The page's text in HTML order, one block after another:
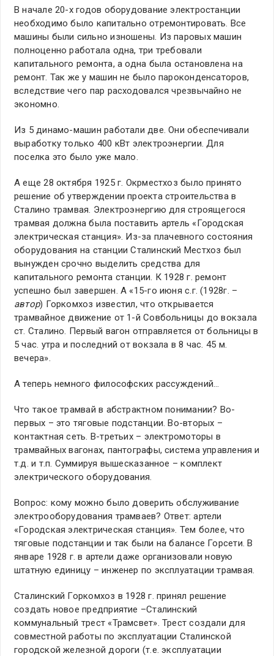
В начале 20-х годов оборудование электростанции
необходимо было капитально отремонтировать. Все
машины были сильно изношены. Из паровых машин
полноценно работала одна, три требовали
капитального ремонта, а одна была остановлена на
ремонт. Так же у машин не было пароконденсаторов,
вследствие чего пар расходовался чрезвычайно не
экономно.
Из 5 динамо-машин работали две. Они обеспечивали
выработку только 400 кВт электроэнергии. Для
поселка это было уже мало.
А еще 28 октября 1925 г. Окрместхоз было принято
решение об утверждении проекта строительства в
Сталино трамвая. Электроэнергию для строящегося
трамвая должна была поставить артель «Городская
электрическая станция». Из-за плачевного состояния
оборудования на станции Сталинский Местхоз был
вынужден срочно выделить средства для
капитального ремонта станции. К 1928 г. ремонт
успешно был завершен. А «15-го июня с.г. (1928г. –
автор) Горкомхоз известил, что открывается
трамвайное движение от 1-й Совбольницы до вокзала
ст. Сталино. Первый вагон отправляется от больницы в
5 час. утра и последний от вокзала в 8 час. 45 м.
вечера».
А теперь немного философских рассуждений…
Что такое трамвай в абстрактном понимании? Во-
первых – это тяговые подстанции. Во-вторых –
контактная сеть. В-третьих – электромоторы в
трамвайных вагонах, пантографы, система управления и
т.д. и т.п. Суммируя вышесказанное – комплект
электрического оборудования.
Вопрос: кому можно было доверить обслуживание
электрооборудования трамваев? Ответ: артели
«Городская электрическая станция». Тем более, что
тяговые подстанции и так были на балансе Горсети. В
январе 1928 г. в артели даже организовали новую
штатную единицу – инженер по эксплуатации трамвая.
Сталинский Горкомхоз в 1928 г. принял решение
создать новое предприятие –Сталинский
коммунальный трест «Трамсвет». Трест создали для
совместной работы по эксплуатации Сталинской
городской железной дороги (т.е. эксплуатации